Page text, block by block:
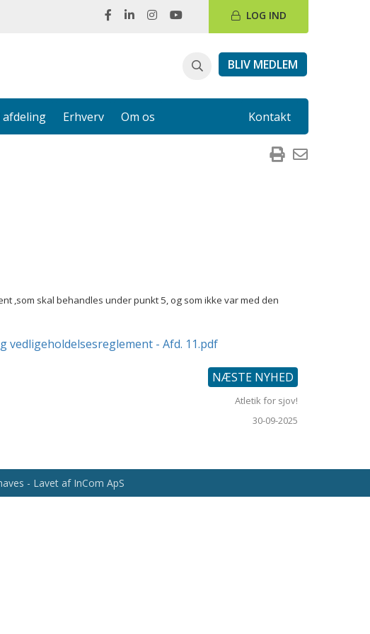
LOG IND
BLIV MEDLEM
afdeling Erhverv Om os Kontakt
,som skal behandles under punkt 5, og som ikke var med den
vedligeholdelsesreglement - Afd. 11.pdf
NÆSTE NYHED
Atletik for sjov!
30-09-2025
- Lavet af InCom ApS